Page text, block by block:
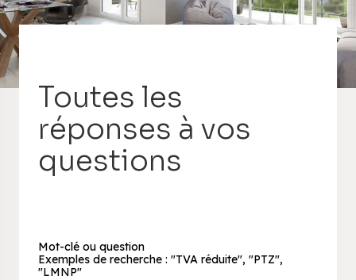
Toutes les
réponses à vos
questions
Mot-clé ou question
Exemples de recherche : "TVA réduite", "PTZ",
"LMNP"